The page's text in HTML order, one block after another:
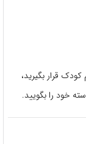
قرار بگیرید،
خود را بگویید.